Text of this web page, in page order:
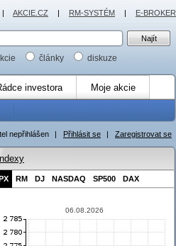
články diskuze
investora Moje akcie
nepřihlášen | Přihlásit se | Zaregistrovat se
RM DJ NASDAQ SP500 DAX
06.08.2026
| AKCIE.CZ | RM-SYSTÉM | E-BROKER